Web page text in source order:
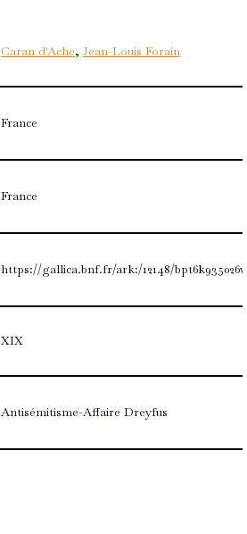
Caran d'Ache, Jean-Louis Forain
France
France
https://gallica.bnf.fr/ark:/12148/
XIX
Antisémitisme-Affaire Dreyfus